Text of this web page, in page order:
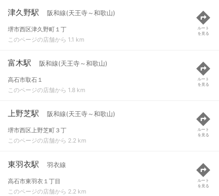
津久野駅 阪和線(天王寺～和歌山)
堺市西区津久野町１丁
このページの店舗から 1.1 km
ルート
を見る
富木駅 阪和線(天王寺～和歌山)
高石市取石１
このページの店舗から 1.8 km
ルート
を見る
上野芝駅 阪和線(天王寺～和歌山)
堺市西区上野芝町３丁
このページの店舗から 2.2 km
ルート
を見る
東羽衣駅 羽衣線
高石市東羽衣１丁目
このページの店舗から 2.2 km
ルート
を見る